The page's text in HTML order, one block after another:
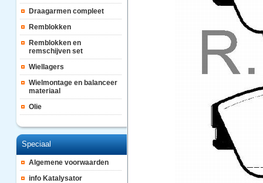
Draagarmen compleet
Remblokken
Remblokken en
remschijven set
Wiellagers
Wielmontage en balanceer
materiaal
Olie
Speciaal
Algemene voorwaarden
info Katalysator